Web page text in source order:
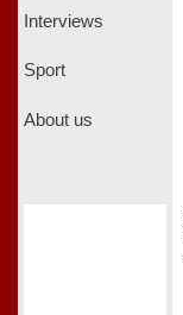
Interviews
Sport
About us